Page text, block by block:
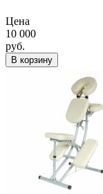
Цена
10 000
руб.
В корзину